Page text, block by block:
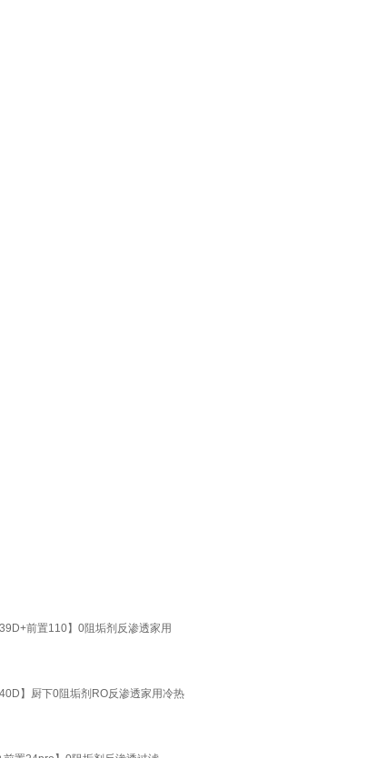
前置110】0阻垢剂反渗透家用
】厨下0阻垢剂RO反渗透家用冷热